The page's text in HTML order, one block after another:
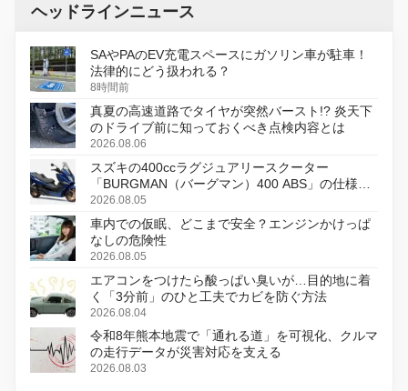
ヘッドラインニュース
SAやPAのEV充電スペースにガソリン車が駐車！
法律的にどう扱われる？
8時間前
真夏の高速道路でタイヤが突然バースト!? 炎天下
のドライブ前に知っておくべき点検内容とは
2026.08.06
スズキの400ccラグジュアリースクーター
「BURGMAN（バーグマン）400 ABS」の仕様を
変更し、8月18日に発売
2026.08.05
車内での仮眠、どこまで安全？エンジンかけっぱ
なしの危険性
2026.08.05
エアコンをつけたら酸っぱい臭いが…目的地に着
く「3分前」のひと工夫でカビを防ぐ方法
2026.08.04
令和8年熊本地震で「通れる道」を可視化、クルマ
の走行データが災害対応を支える
2026.08.03